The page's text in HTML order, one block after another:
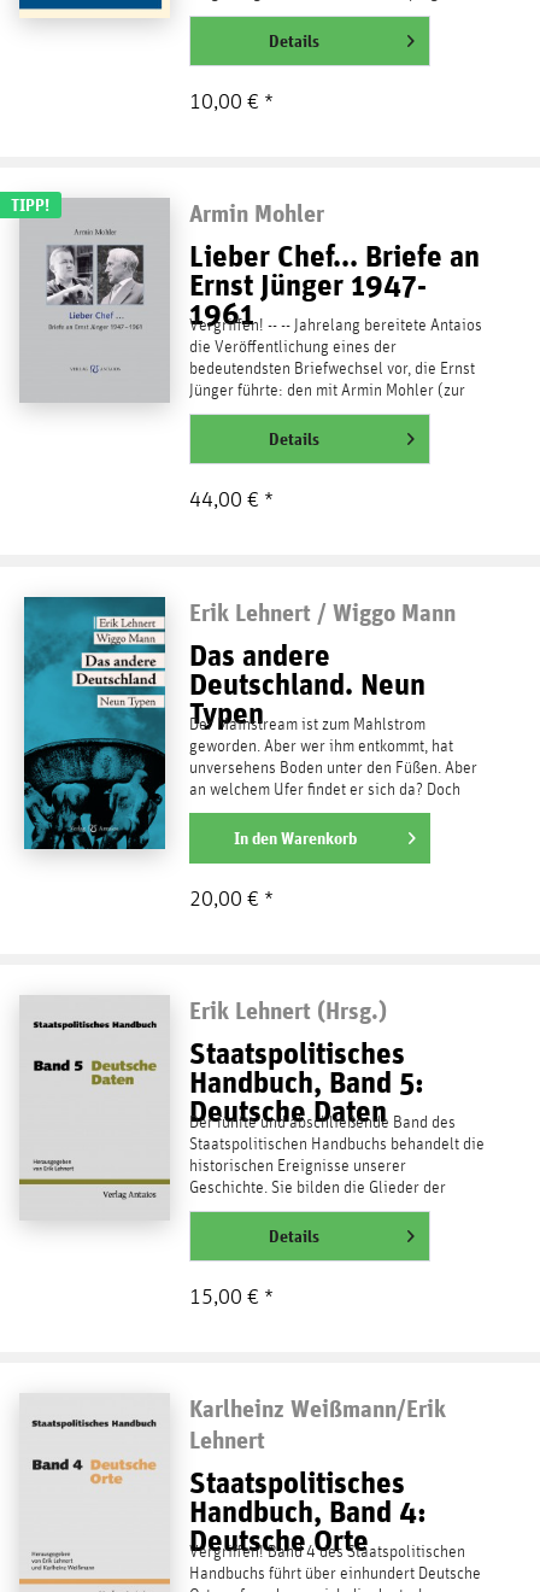
nach...
weiterlesenDetails
10,00 € *
TIPP! Armin Mohler
Lieber Chef... Briefe an
Ernst Jünger 1947-
1961
Vergriffen! -- -- Jahrelang bereitete Antaios
die Veröffentlichung eines der
bedeutendsten Briefwechsel vor, die Ernst
Jünger führte: den mit Armin Mohler (zur
Autorenseite),...
weiterlesenDetails
44,00 € *
Erik Lehnert / Wiggo Mann
Das andere
Deutschland. Neun
Typen
Der Mainstream ist zum Mahlstrom
geworden. Aber wer ihm entkommt, hat
unversehens Boden unter den Füßen. Aber
an welchem Ufer findet er sich da? Doch
nicht – am rechten? Muß er...
weiterlesen
In denWarenkorb
20,00 € *
Erik Lehnert (Hrsg.)
Staatspolitisches
Handbuch, Band 5:
Deutsche Daten
Der fünfte und abschließende Band des
Staatspolitischen Handbuchs behandelt die
historischen Ereignisse unserer
Geschichte. Sie bilden die Glieder der
Kette, die die...
weiterlesenDetails
15,00 € *
Karlheinz Weißmann/Erik
Lehnert
Staatspolitisches
Handbuch, Band 4:
Deutsche Orte
Vergriffen! Band 4 des Staatspolitischen
Handbuchs führt über einhundert Deutsche